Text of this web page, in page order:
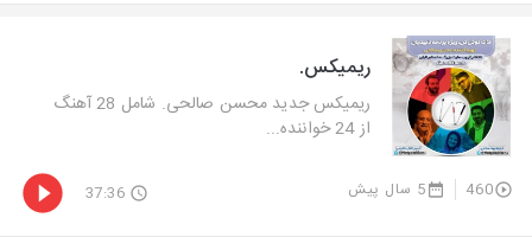
ریمیکس.
ریمیكس جدید محسن صالحی. شامل 28 آهنگ
از 24 خواننده...
460 5 سال پیش 37:36